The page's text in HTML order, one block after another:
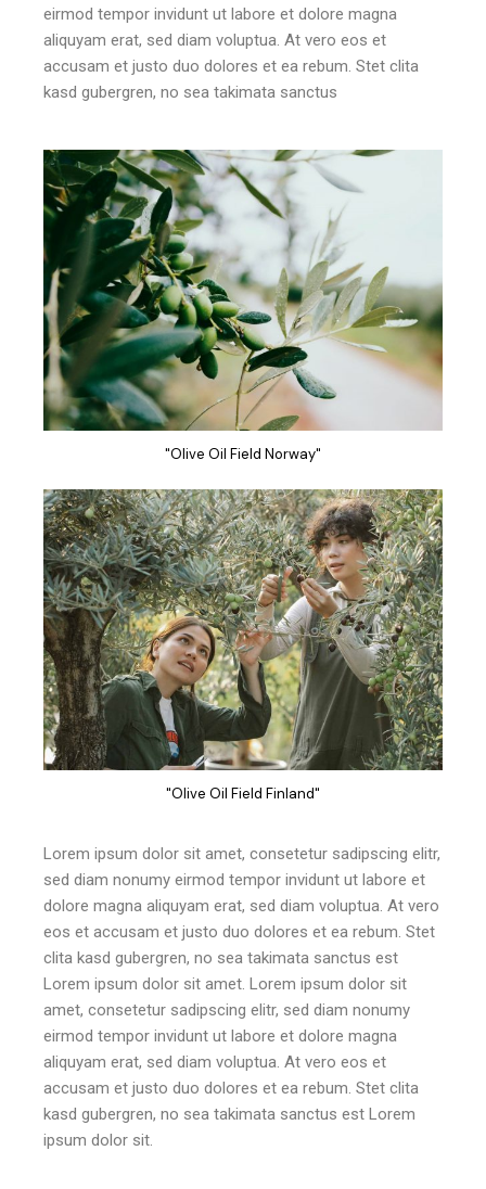
eirmod tempor invidunt ut labore et dolore magna
aliquyam erat, sed diam voluptua. At vero eos et
accusam et justo duo dolores et ea rebum. Stet clita
kasd gubergren, no sea takimata sanctus
"Olive Oil Field Norway"
"Olive Oil Field Finland"
Lorem ipsum dolor sit amet, consetetur sadipscing elitr,
sed diam nonumy eirmod tempor invidunt ut labore et
dolore magna aliquyam erat, sed diam voluptua. At vero
eos et accusam et justo duo dolores et ea rebum. Stet
clita kasd gubergren, no sea takimata sanctus est
Lorem ipsum dolor sit amet. Lorem ipsum dolor sit
amet, consetetur sadipscing elitr, sed diam nonumy
eirmod tempor invidunt ut labore et dolore magna
aliquyam erat, sed diam voluptua. At vero eos et
accusam et justo duo dolores et ea rebum. Stet clita
kasd gubergren, no sea takimata sanctus est Lorem
ipsum dolor sit.